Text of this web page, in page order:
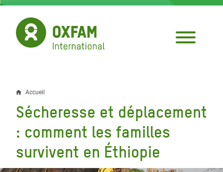
Aller
contenu
principal
Fil
d'Ariane
Accueil
Sécheresse et déplacement
: comment les familles
survivent en Éthiopie